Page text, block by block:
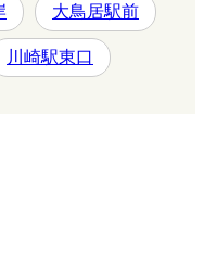
大鳥居駅前
川崎駅東口